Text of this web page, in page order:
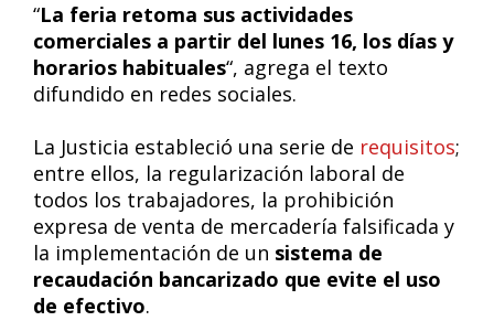
“La feria retoma sus actividades
comerciales a partir del lunes 16, los días y
horarios habituales“, agrega el texto
difundido en redes sociales.
La Justicia estableció una serie de requisitos;
entre ellos, la regularización laboral de
todos los trabajadores, la prohibición
expresa de venta de mercadería falsificada y
la implementación de un sistema de
recaudación bancarizado que evite el uso
de efectivo.